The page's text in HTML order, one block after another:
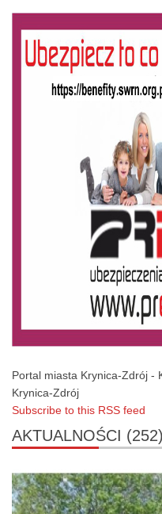
Portal miasta Krynica-Zdrój -
Krynica-Zdrój
Subscribe to this RSS feed
AKTUALNOŚCI